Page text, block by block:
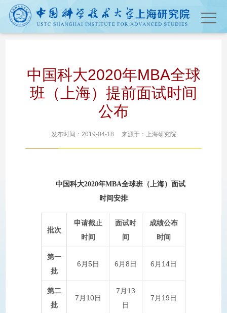
中国科大2020年MBA全球
班（上海）提前面试时间
公布
发布时间：2019-04-18 来源于：上海研究院
中国科大2020年MBA全球班（上海）面试
时间安排
批次
申请截止
时间
面试时
间
成绩公布
时间
第一
批
6月5日 6月8日 6月14日
第二
批
7月10日
7月13
日
7月19日